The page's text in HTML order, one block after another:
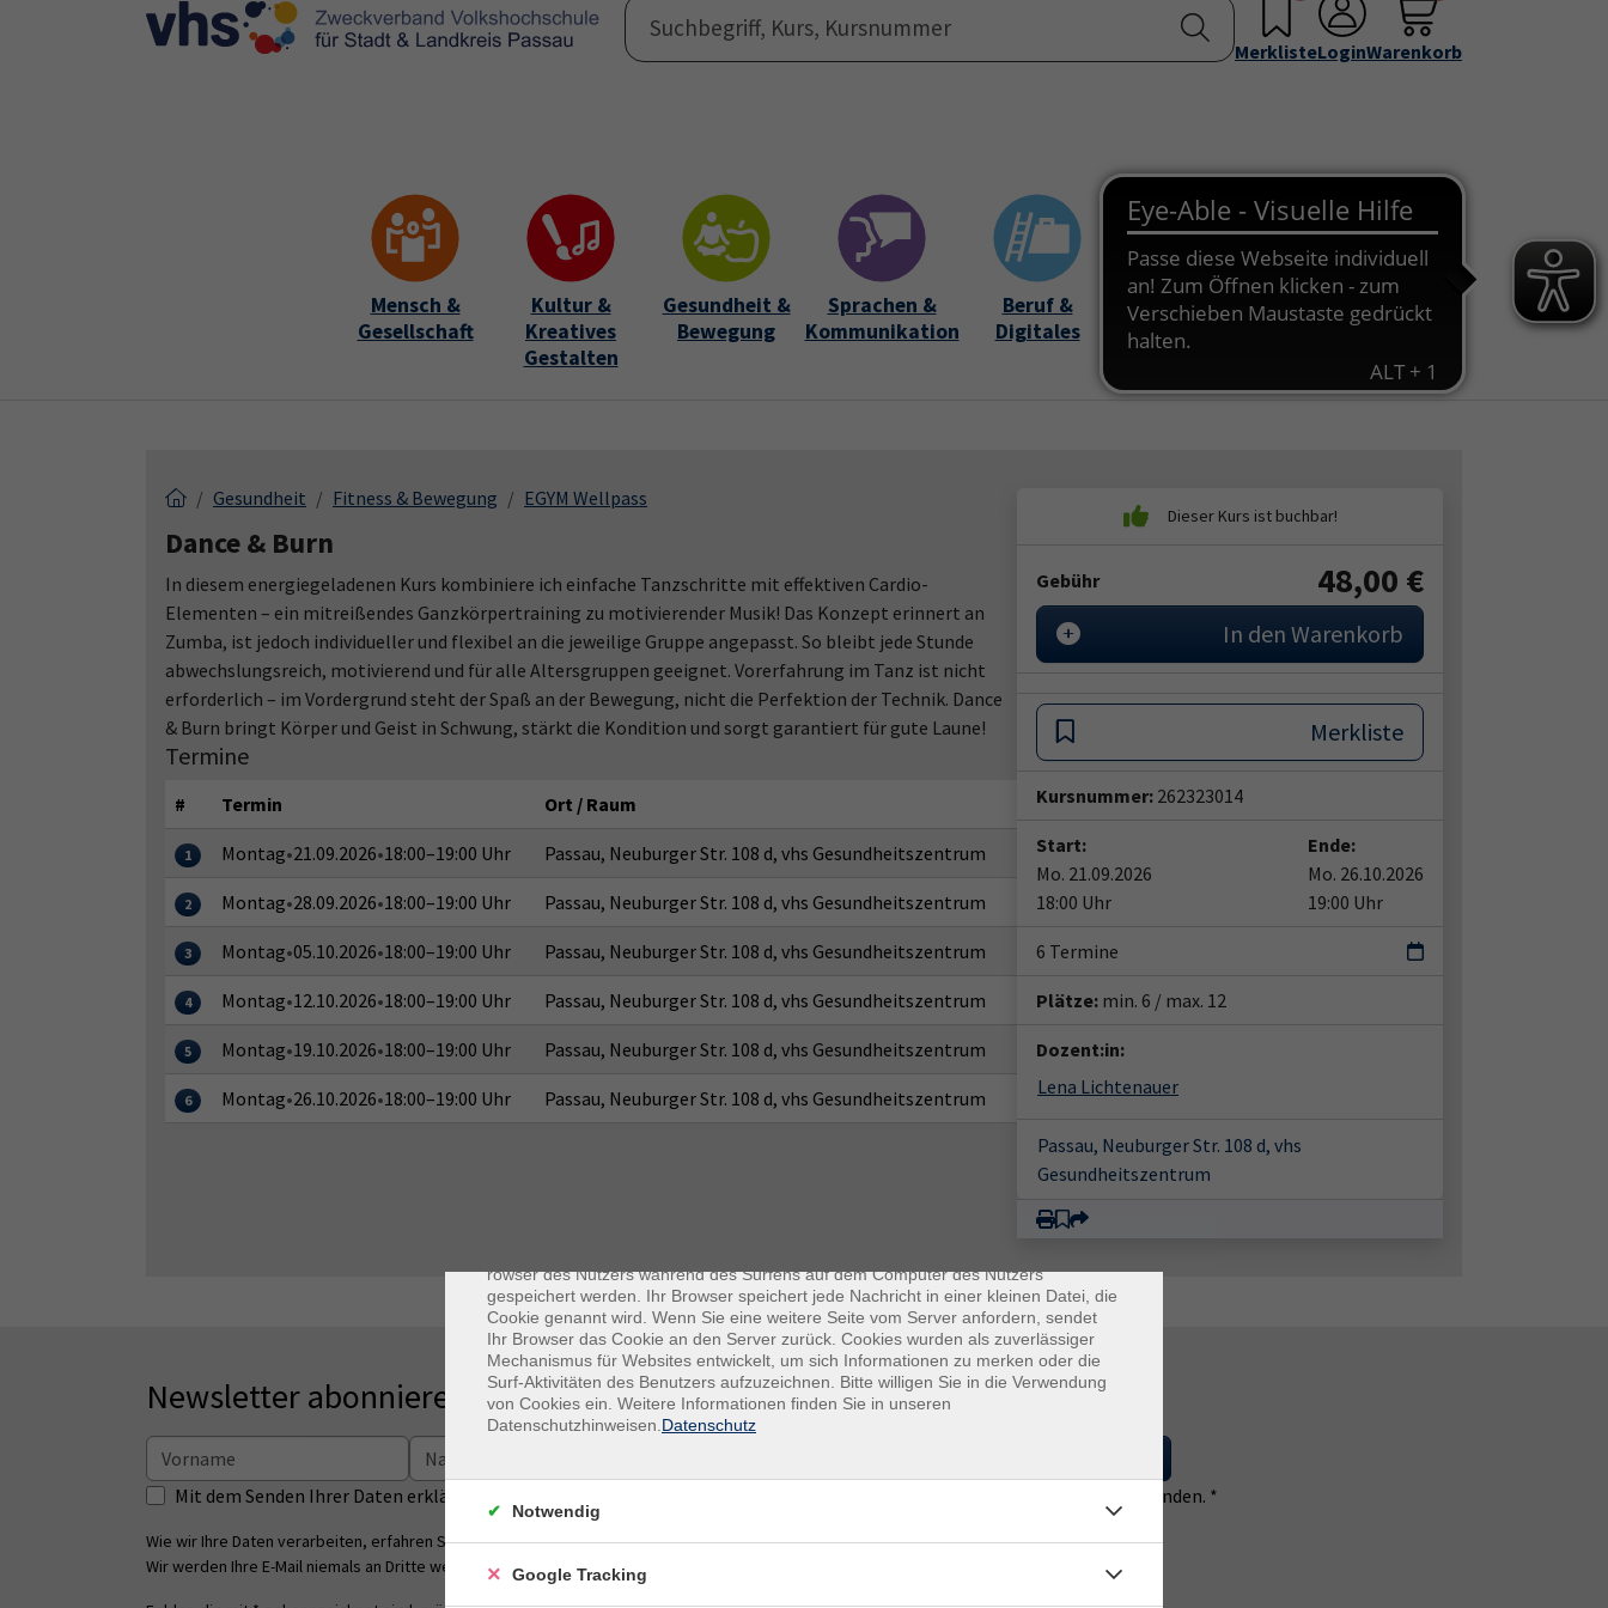
Skip to main content
Skip to page footer Programm Submenu for "Programm"Submenu for "Außenstellen"
Service & Info Submenu for "Service & Info"
Über uns
MerklisteLoginWarenkorb
Mensch &
Gesellschaft
Kultur &
Kreatives
Gestalten
Gesundheit &
Bewegung
Sprachen &
Kommunikation
Beruf &
Digitales
Onlinekurse
Gesundheit Fitness & Bewegung EGYM Wellpass
Dance & Burn
In diesem energiegeladenen Kurs kombiniere ich einfache Tanzschritte mit effektiven Cardio-
Elementen – ein mitreißendes Ganzkörpertraining zu motivierender Musik! Das Konzept erinnert an
Zumba, ist jedoch individueller und flexibel an die jeweilige Gruppe angepasst. So bleibt jede Stunde
abwechslungsreich, motivierend und für alle Altersgruppen geeignet. Vorerfahrung im Tanz ist nicht
erforderlich – im Vordergrund steht der Spaß an der Bewegung, nicht die Perfektion der Technik. Dance
& Burn bringt Körper und Geist in Schwung, stärkt die Kondition und sorgt garantiert für gute Laune!
Termine
# Termin Ort / Raum
1 Montag•21.09.2026•18:00–19:00 Uhr Passau, Neuburger Str. 108 d, vhs Gesundheitszentrum
2 Montag•28.09.2026•18:00–19:00 Uhr Passau, Neuburger Str. 108 d, vhs Gesundheitszentrum
3 Montag•05.10.2026•18:00–19:00 Uhr Passau, Neuburger Str. 108 d, vhs Gesundheitszentrum
4 Montag•12.10.2026•18:00–19:00 Uhr Passau, Neuburger Str. 108 d, vhs Gesundheitszentrum
5 Montag•19.10.2026•18:00–19:00 Uhr Passau, Neuburger Str. 108 d, vhs Gesundheitszentrum
6 Montag•26.10.2026•18:00–19:00 Uhr Passau, Neuburger Str. 108 d, vhs Gesundheitszentrum
Gebühr 48,00 €
In den Warenkorb
Merkliste
Kursnummer: 262323014
Start:
Mo. 21.09.2026
18:00 Uhr
Ende:
Mo. 26.10.2026
19:00 Uhr
6 Termine
Plätze: min. 6 / max. 12
Dozent:in:
Lena Lichtenauer
Passau, Neuburger Str. 108 d, vhs
Gesundheitszentrum
Newsletter abonnieren
Mit dem Senden Ihrer Daten erklären Sie sich mit der Verarbeitung gemäß unseren Datenschutzbestimmungen einverstanden. *
Wie wir Ihre Daten verarbeiten, erfahren Sie in unserenDatenschutzbestimmungen.
Wir werden Ihre E-Mail niemals an Dritte weitergeben.
rowser des Nutzers während des Surfens auf dem Computer des Nutzers
gespeichert werden. Ihr Browser speichert jede Nachricht in einer kleinen Datei, die
Cookie genannt wird. Wenn Sie eine weitere Seite vom Server anfordern, sendet
Ihr Browser das Cookie an den Server zurück. Cookies wurden als zuverlässiger
Mechanismus für Websites entwickelt, um sich Informationen zu merken oder die
Surf-Aktivitäten des Benutzers aufzuzeichnen. Bitte willigen Sie in die Verwendung
von Cookies ein. Weitere Informationen finden Sie in unseren
Datenschutzhinweisen. Datenschutz
Notwendig
Google Tracking